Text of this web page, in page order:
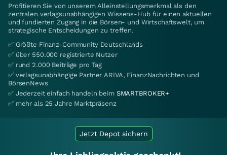
Profitieren Sie von unserem Alleinstellungsmerkmal als den
zentralen verlagsunabhängigen Wissens-Hub für einen aktuellen
und fundierten Zugang in die Börsen- und Wirtschaftswelt, um
strategische Entscheidungen zu treffen.
✅ Größte Finanz-Community Deutschlands
✅ über 550.000 registrierte Nutzer
✅ rund 2.000 Beiträge pro Tag
✅ verlagsunabhängige Partner ARIVA, FinanzNachrichten und
BörsenNews
✅ Jederzeit einfach handeln beim SMARTBROKER+
✅ mehr als 25 Jahre Marktpräsenz
Jetzt Depot sichern